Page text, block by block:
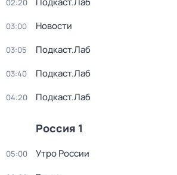
02:20
03:00 Новости
03:05 Подкаст.Лаб
03:40 Подкаст.Лаб
04:20 Подкаст.Лаб
Россия 1
05:00 Утро России